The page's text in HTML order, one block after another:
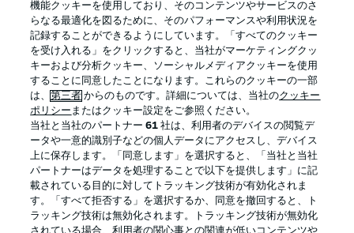
Official Partners
機能クッキーを使用しており、そのコンテンツやサービスのさ
らなる最適化を図るために、そのパフォーマンスや利用状況を
記録することができるようにしています。「すべてのクッキー
を受け入れる」をクリックすると、当社がマーケティングクッ
キーおよび分析クッキー、ソーシャルメディアクッキーを使用
することに同意したことになります。これらのクッキーの一部
は、第三者 からのものです。詳細については、当社のクッキー
ポリシー またはクッキー設定をご参照ください。
当社と当社のパートナー61 社は、利用者のデバイスの閲覧デ
ータや一意的識別子などの個人データにアクセスし、デバイス
上に保存します。「同意します」を選択すると、「当社と当社
パートナーはデータを処理することで以下を提供します」に記
載されている目的に対してトラッキング技術が有効化されま
す。「すべて拒否する」を選択するか、同意を撤回すると、ト
ラッキング技術は無効化されます。トラッキング技術が無効化